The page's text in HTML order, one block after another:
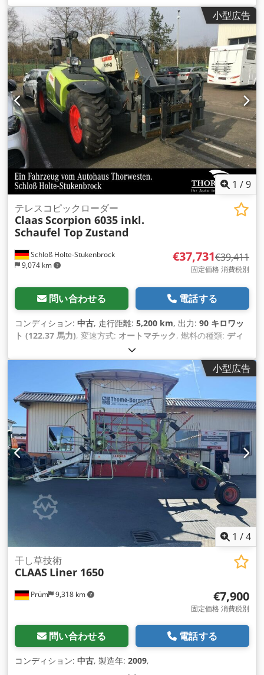
小型広告
1 /9
Schloß Holte-Stukenbrock
9,074 km
テレスコピックローダー
ClaasScorpion 6035 inkl.
Schaufel Top Zustand
€37,731€39,411
固定価格 消費税別
問い合わせる 電話する
コンディション: 中古, 走行距離: 5,200 km, 出力: 90 キロワッ
ト (122.37 馬力), 変速方式: オートマチック, 燃料の種類: ディ
8,500 kg（キログラム）
kg（キログラム）, 最大積載重量:2,900 kg（キログラム）, 揚
6,150,000 mm, 座席数:1, 初回登録:01/2016, 稼働時間:
46,800 mm, 運転席:その他, ホイールベース:
2,850 mm,
小型広告
1 /4
Prüm 9,318 km
干し草技術
CLAAS Liner 1650
€7,900
固定価格 消費税別
問い合わせる 電話する
コンディション: 中古, 製造年: 2009,